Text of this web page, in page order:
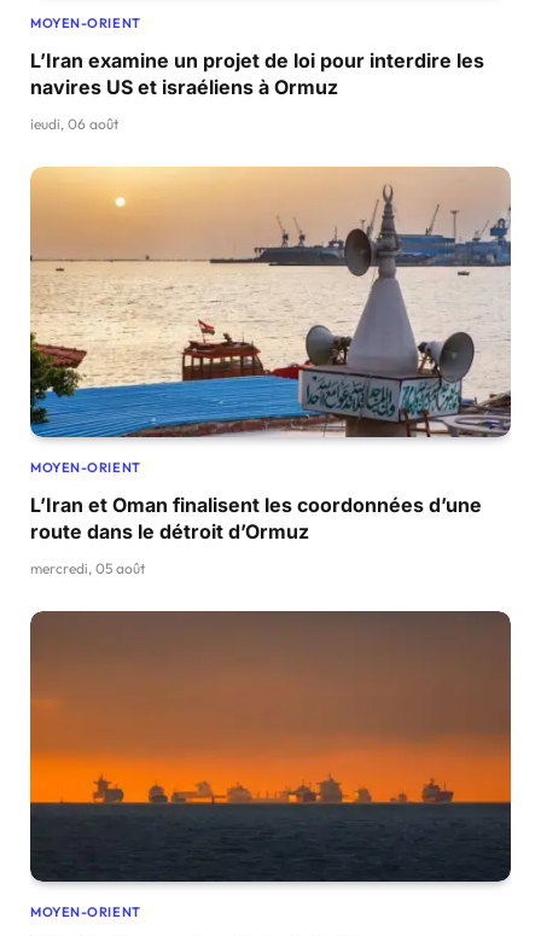
MOYEN-ORIENT
L’Iran examine un projet de loi pour interdire les
navires US et israéliens à Ormuz
jeudi, 06 août
MOYEN-ORIENT
L’Iran et Oman finalisent les coordonnées d’une
route dans le détroit d’Ormuz
mercredi, 05 août
MOYEN-ORIENT